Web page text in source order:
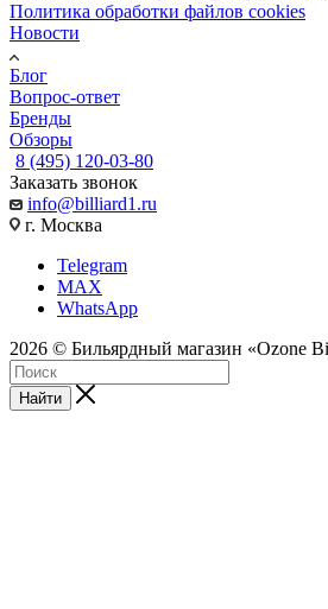
Политика обработки файлов cookies
Новости
Блог
Вопрос-ответ
Бренды
Обзоры
8 (495) 120-03-80
Заказать звонок
info@billiard1.ru
г. Москва
Telegram
MAX
WhatsApp
2026 © Бильярдный магазин «Ozone
Найти